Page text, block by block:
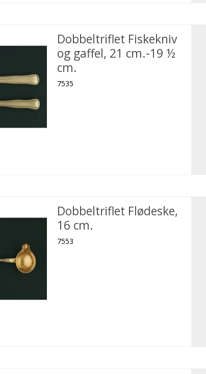
Dobbeltriflet Fiskekniv
og gaffel, 21 cm.-19 ½
cm.
7535
Dobbeltriflet Flødeske,
16 cm.
7553